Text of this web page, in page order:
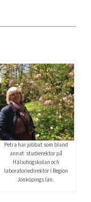
Petra har jobbat som bland
annat studierektor på
Hälsohögskolan och
laboratoriedirektör i Region
Jönköpings län.